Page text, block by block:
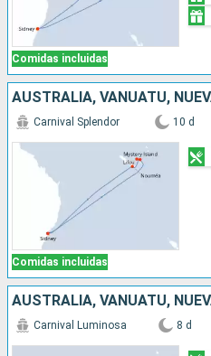
Comidas incluidas
Comidas incluidas
Carnival Splendor 10 d
Carnival Luminosa 8 d